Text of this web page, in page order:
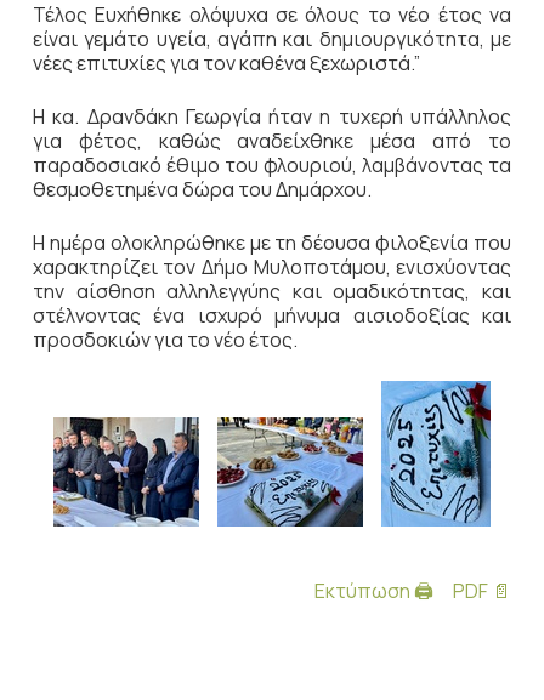
Τέλος Ευχήθηκε ολόψυχα σε όλους το νέο έτος να
είναι γεμάτο υγεία, αγάπη και δημιουργικότητα, με
νέες επιτυχίες για τον καθένα ξεχωριστά.”
Η κα. Δρανδάκη Γεωργία ήταν η τυχερή υπάλληλος
για φέτος, καθώς αναδείχθηκε μέσα από το
παραδοσιακό έθιμο του φλουριού, λαμβάνοντας τα
θεσμοθετημένα δώρα του Δημάρχου.
Η ημέρα ολοκληρώθηκε με τη δέουσα φιλοξενία που
χαρακτηρίζει τον Δήμο Μυλοποτάμου, ενισχύοντας
την αίσθηση αλληλεγγύης και ομαδικότητας, και
στέλνοντας ένα ισχυρό μήνυμα αισιοδοξίας και
προσδοκιών για το νέο έτος.
Εκτύπωση 🖨 PDF 📄